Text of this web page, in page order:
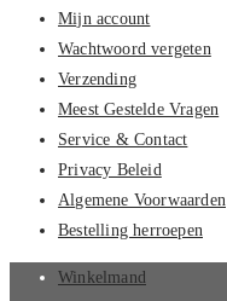
Mijn account
Wachtwoord vergeten
Verzending
Meest Gestelde Vragen
Service & Contact
Privacy Beleid
Algemene Voorwaarden
Bestelling herroepen
Winkelmand